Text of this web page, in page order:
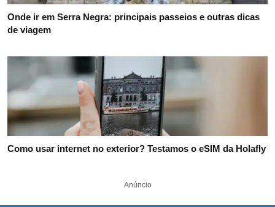
Onde ir em Serra Negra: principais passeios e outras dicas
de viagem
Como usar internet no exterior? Testamos o eSIM da Holafly
Anúncio